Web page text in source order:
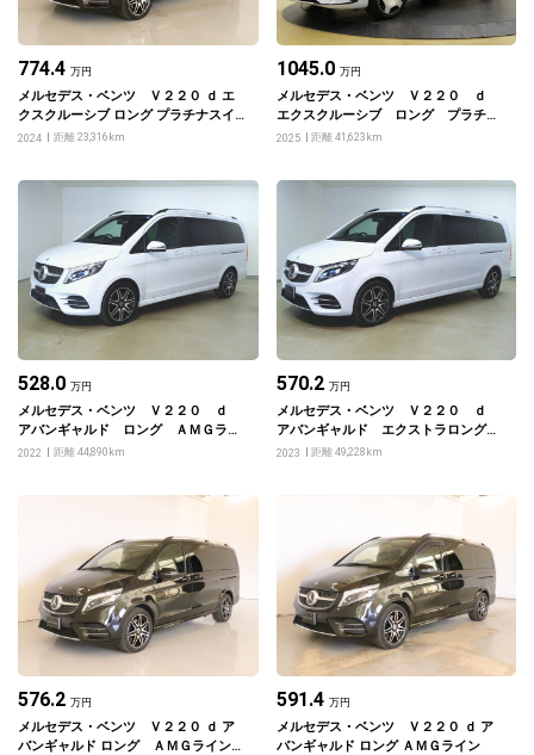
774.4 万円
メルセデス・ベンツ Ｖ２２０ ｄ エ
クスクルーシブ ロング プラチナスイ
ート
2024 距離 23,316km
1045.0 万円
メルセデス・ベンツ Ｖ２２０ ｄ
エクスクルーシブ ロング プラチナ
スイート
2025 距離 41,623km
528.0 万円
メルセデス・ベンツ Ｖ２２０ ｄ
アバンギャルド ロング ＡＭＧライ
ン
2022 距離 44,890km
570.2 万円
メルセデス・ベンツ Ｖ２２０ ｄ
アバンギャルド エクストラロング
ＡＭＧラインパッケージ
2023 距離 49,228km
576.2 万円
メルセデス・ベンツ Ｖ２２０ ｄ ア
バンギャルド ロング ＡＭＧラインパ
591.4 万円
メルセデス・ベンツ Ｖ２２０ ｄ ア
バンギャルド ロング ＡＭＧライン